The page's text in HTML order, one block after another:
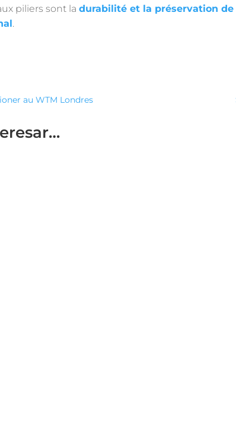
piliers sont la durabilité et la préservation
.
au WTM Londres